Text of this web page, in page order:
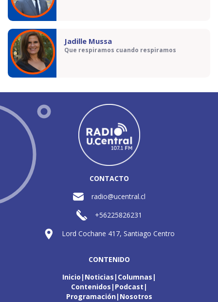
Jadille Mussa
Que respiramos cuando respiramos
CONTACTO
radio@ucentral.cl
+56225826231
Lord Cochane 417, Santiago Centro
CONTENIDO
Inicio Noticias Columnas
Contenidos Podcast
Programación Nosotros